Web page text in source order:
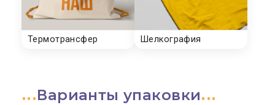
Варианты упаковки